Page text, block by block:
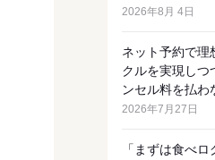
ップクラスの売
2026年8月 4日
ネット予約で理
クルを実現しつ
ンセル料を払わ
挑む店主の決意
2026年7月27日
「まずは食べ